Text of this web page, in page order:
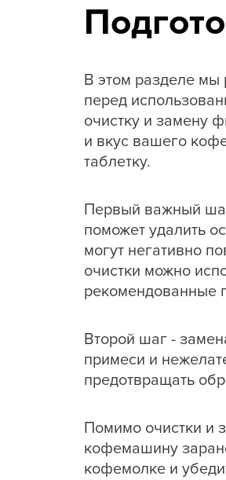
В этом разделе мы
перед
очистку и замену
и вкус вашего
таблетку.
Первый важный
поможет удалить
могут негативно
очистки можно
рекомендованные
Второй шаг -
примеси и
предотвращать
Помимо очистки и
кофемашину
кофемолке и